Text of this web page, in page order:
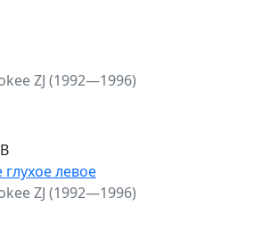
ZJ (1992—1996)
глухое левое
ZJ (1992—1996)